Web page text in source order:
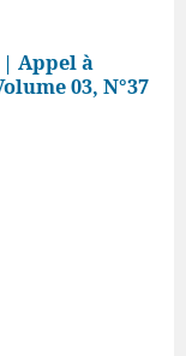
Appel à
03, N°37